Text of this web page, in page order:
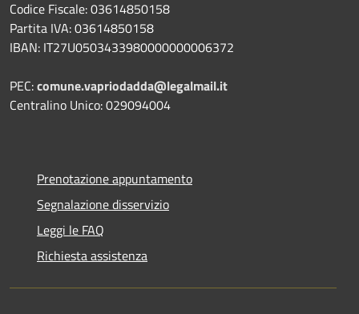
Codice Fiscale: 03614850158
Partita IVA: 03614850158
IBAN: IT27U0503433980000000006372
PEC:comune.vapriodadda@legalmail.it
Centralino Unico: 029094004
Prenotazione appuntamento
Segnalazione disservizio
Leggi le FAQ
Richiesta assistenza